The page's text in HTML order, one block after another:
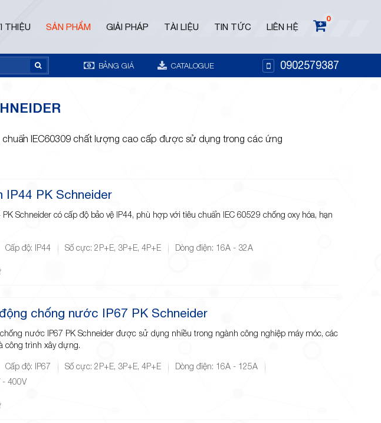
THIỆU SẢN PHẨM GIẢI PHÁP TÀI LIỆU TIN TỨC LIÊN HỆ
0
BẢNG GIÁ CATALOGUE 0902579387
chuẩn IEC60309 chất lượng cao cấp được sử dụng trong các ứng
IP44 PK Schneider
Schneider có cấp độ bảo vệ IP44, phù hợp với tiêu chuẩn IEC 60529 chống oxy hóa, hạn
Cấp độ: IP44 Số cực: 2P+E, 3P+E, 4P+E Dòng điện: 16A - 32A
chống nước IP67 PK Schneider
nước IP67 PK Schneider được sử dụng nhiều trong ngành công nghiệp máy móc, các
công trình xây dựng.
Cấp độ: IP67 Số cực: 2P+E, 3P+E, 4P+E
Dòng điện: 16A - 125A
- 400V